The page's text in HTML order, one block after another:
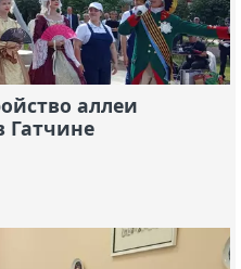
аллеи
Гатчине